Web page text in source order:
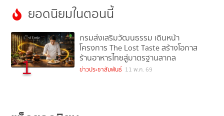
ยอดนิยมในตอนนี้
1
กรมส่งเสริมวัฒนธรรม เดินหน้า
โครงการ The Lost Taste สร้างโอกาส
ร้านอาหารไทยสู่มาตรฐานสากล
ข่าวประชาสัมพันธ์ 11 พ.ค. 69